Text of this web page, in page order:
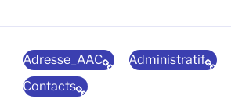
Adresse_AAC Administratif
Contacts